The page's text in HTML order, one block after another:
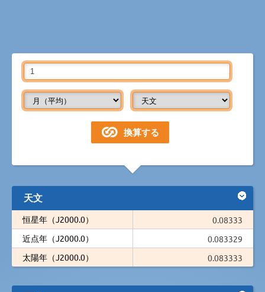
天文
恒星年（J2000.0）
0.08333
近点年（J2000.0）
0.083329
太陽年（J2000.0）
0.083333